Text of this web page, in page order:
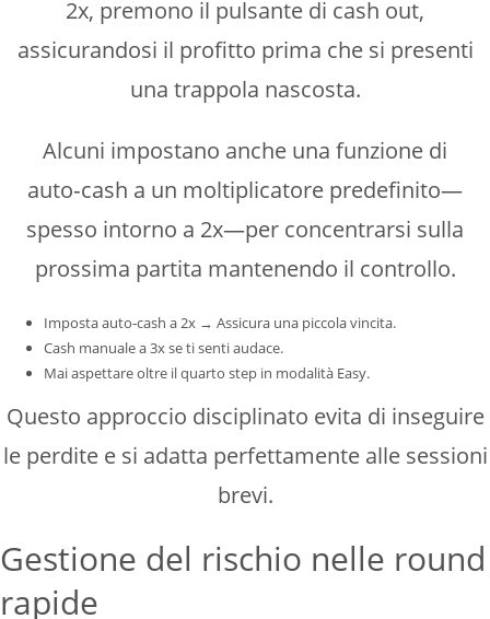
2x, premono il pulsante di cash out,
assicurandosi il profitto prima che si presenti
una trappola nascosta.
Alcuni impostano anche una funzione di
auto‑cash a un moltiplicatore predefinito—
spesso intorno a 2x—per concentrarsi sulla
prossima partita mantenendo il controllo.
Imposta auto‑cash a 2x → Assicura una piccola vincita.
Cash manuale a 3x se ti senti audace.
Mai aspettare oltre il quarto step in modalità Easy.
Questo approccio disciplinato evita di inseguire
le perdite e si adatta perfettamente alle sessioni
brevi.
Gestione del rischio nelle round
rapide